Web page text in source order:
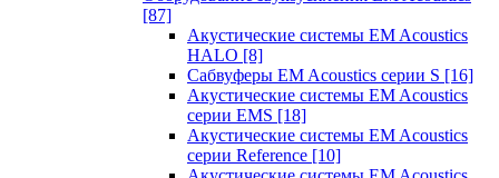
[87]
Акустические системы EM Acoustics
HALO [8]
Сабвуферы EM Acoustics серии S [16]
Акустические системы EM Acoustics
серии EMS [18]
Акустические системы EM Acoustics
серии Reference [10]